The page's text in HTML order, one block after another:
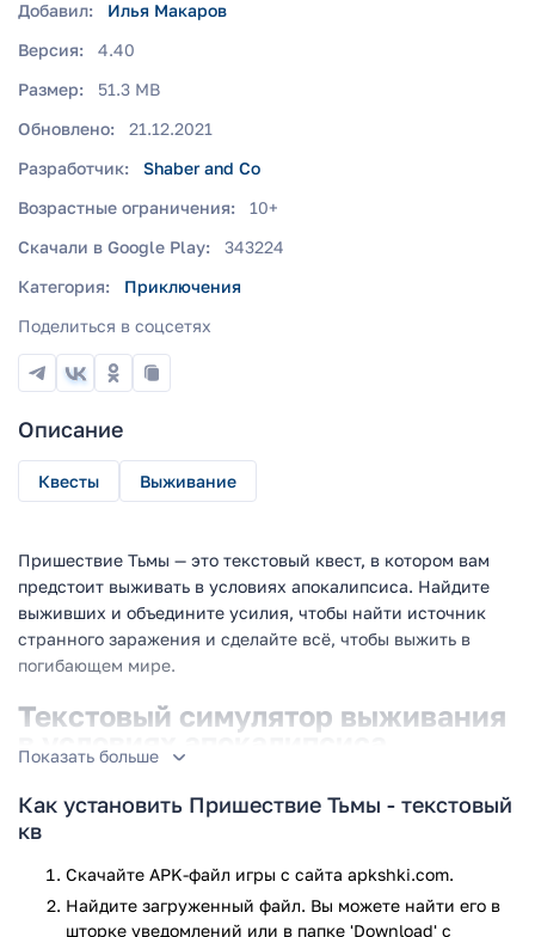
Добавил:
Илья Макаров
Версия:
4.40
Размер:
51.3 MB
Обновлено:
21.12.2021
Разработчик:
Shaber and Co
Возрастные ограничения:
10+
Скачали в Google Play:
343224
Категория:
Приключения
Поделиться в соцсетях
Описание
Квесты Выживание
Пришествие Тьмы — это текстовый квест, в котором вам
предстоит выживать в условиях апокалипсиса. Найдите
выживших и объедините усилия, чтобы найти источник
странного заражения и сделайте всё, чтобы выжить в
погибающем мире.
Текстовый симулятор выживания
в условиях апокалипсиса
выжить в самом сердце апокалипсиса. Объедините усилия
с соседями, чтобы защитить то немногое, что осталось от
вашего дома. Но нельзя слишком долго сидеть в четырёх
стенах: чтобы выжить, вам придётся устраивать вылазки и
добывать пропитание, медикаменты и инструменты, не
Показать больше
Как установить Пришествие Тьмы - текстовый
кв
Скачайте APK-файл игры с сайта apkshki.com.
Найдите загруженный файл. Вы можете найти его в
шторке уведомлений или в папке 'Download' с